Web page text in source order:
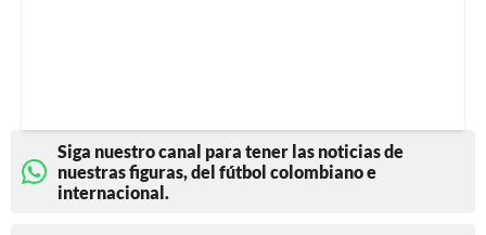
Siga nuestro canal para tener las noticias de
nuestras figuras, del fútbol colombiano e
internacional.